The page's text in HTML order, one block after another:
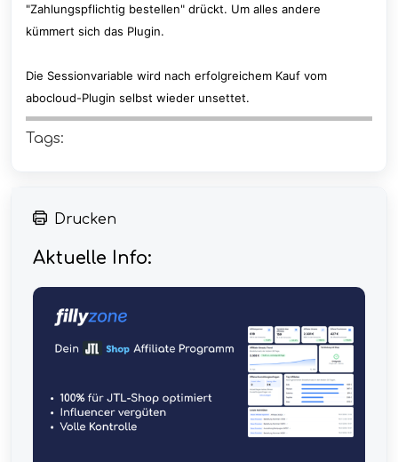
"Zahlungspflichtig bestellen" drückt. Um alles andere
kümmert sich das Plugin.
Die Sessionvariable wird nach erfolgreichem Kauf vom
abocloud-Plugin selbst wieder unsettet.
Tags:
Drucken
Aktuelle Info: